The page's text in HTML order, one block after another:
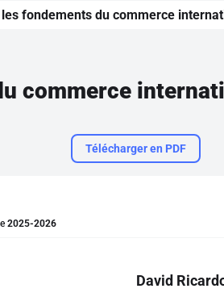
fondements du commerce
Télécharger en PDF
2025-2026
David